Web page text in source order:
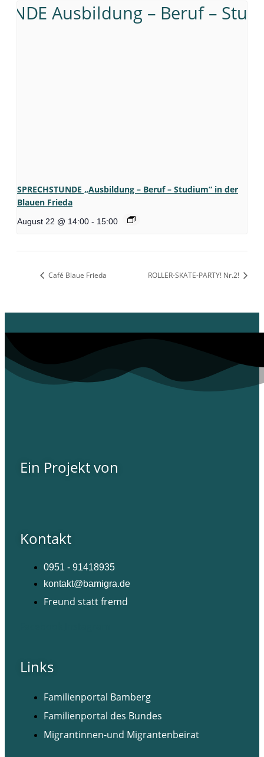
SPRECHSTUNDE „Ausbildung – Beruf – Studium“ in der
Blauen Frieda
August 22 @ 14:00 - 15:00
Café Blaue Frieda ROLLER-SKATE-PARTY! Nr.2!
Ein Projekt von
Kontakt
0951 - 91418935
kontakt@bamigra.de
Freund statt fremd
Links
Familienportal Bamberg
Familienportal des Bundes
Migrantinnen-und Migrantenbeirat